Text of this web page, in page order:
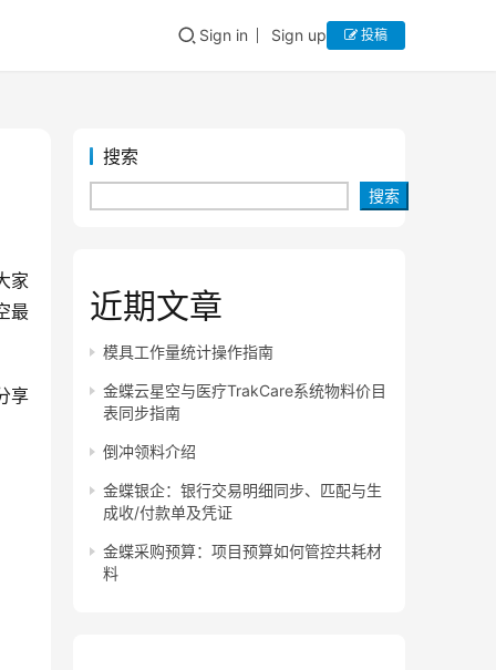
Sign in Sign up 投稿
家
最
享
搜索
搜索
近期文章
模具工作量统计操作指南
金蝶云星空与医疗TrakCare系统物料价目
表同步指南
倒冲领料介绍
金蝶银企：银行交易明细同步、匹配与生
成收/付款单及凭证
金蝶采购预算：项目预算如何管控共耗材
料